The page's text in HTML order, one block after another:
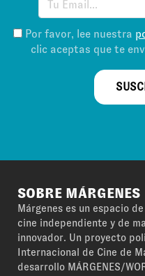
Por favor, lee nuestra
clic aceptas que te
SOBRE MÁRGENES
Márgenes es un espacio
cine independiente y de
innovador. Un proyecto
Internacional de Cine de
desarrollo MÁRGENES/